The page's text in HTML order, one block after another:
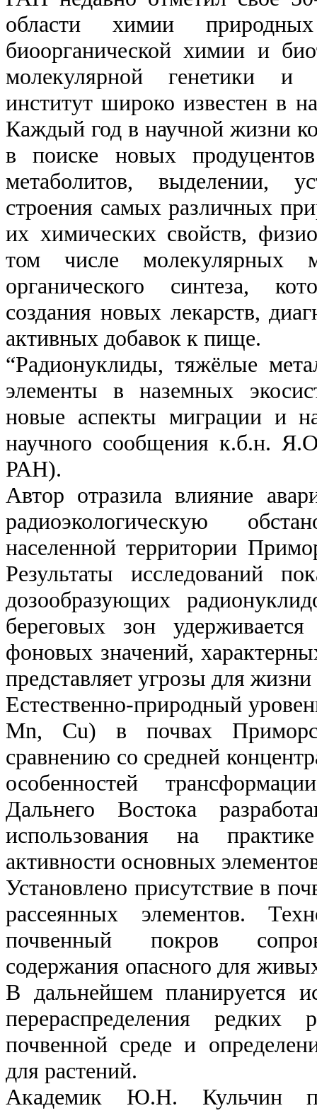
области химии
биоорганической химии и
молекулярной генетики и
институт широко известен в
Каждый год в научной жизни
в поиске новых
метаболитов, выделении,
строения самых различных
их химических свойств,
том числе молекулярных
органического синтеза,
создания новых лекарств,
активных добавок к пище.
“Радионуклиды, тяжёлые
элементы в наземных
новые аспекты миграции и
научного сообщения к.б.н.
РАН).
Автор отразила влияние
радиоэкологическую
населенной территории
Результаты исследований
дозообразующих
береговых зон
фоновых значений,
представляет угрозы для жизни
Естественно-природный
Mn, Cu) в почвах
сравнению со средней
особенностей
Дальнего Востока
использования на
активности основных
Установлено присутствие в
рассеянных элементов.
почвенный покров
содержания опасного для
В дальнейшем планируется
перераспределения редких
почвенной среде и
для растений.
Академик Ю.Н. Кульчин